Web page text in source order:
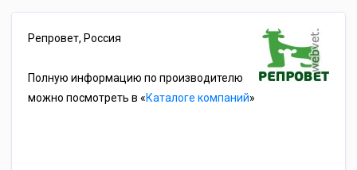
Репровет, Россия
Полную информацию по производителю
можно посмотреть в «Каталоге компаний»